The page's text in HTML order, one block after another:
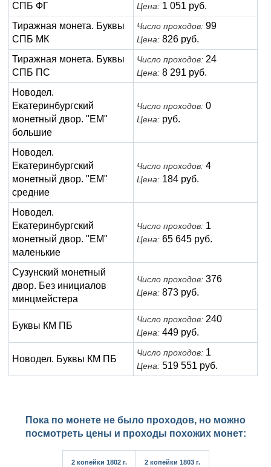
СПБ ФГ
Цена: 1 051 руб.
Тиражная монета. Буквы
СПБ МК
Число проходов: 99
Цена: 826 руб.
Тиражная монета. Буквы
СПБ ПС
Число проходов: 24
Цена: 8 291 руб.
Новодел.
Екатеринбургский
монетный двор. "ЕМ"
большие
Число проходов: 0
Цена: руб.
Новодел.
Екатеринбургский
монетный двор. "ЕМ"
средние
Число проходов: 4
Цена: 184 руб.
Новодел.
Екатеринбургский
монетный двор. "ЕМ"
маленькие
Число проходов: 1
Цена: 65 645 руб.
Сузунский монетный
двор. Без инициалов
минцмейстера
Число проходов: 376
Цена: 873 руб.
Буквы КМ ПБ
Число проходов: 240
Цена: 449 руб.
Новодел. Буквы КМ ПБ
Число проходов: 1
Цена: 519 551 руб.
Пока по монете не было проходов, но можно
посмотреть цены и проходы похожих монет:
2 копейки 1802 г. 2 копейки 1803 г.